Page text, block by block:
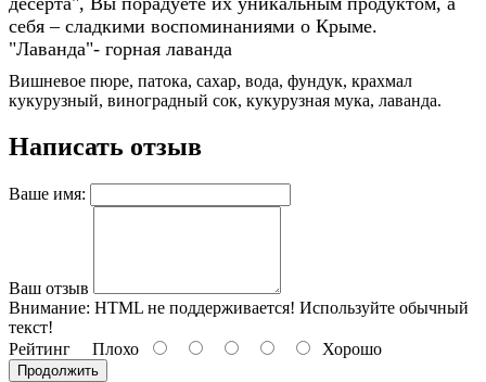
себя – сладкими воспоминаниями о Крыме.
"Лаванда"- горная лаванда
Вишневое пюре, патока, сахар, вода, фундук, крахмал
кукурузный, виноградный сок, кукурузная мука, лаванда.
Написать отзыв
Ваше имя:
Ваш отзыв
Внимание: HTML не поддерживается! Используйте обычный
текст!
Рейтинг Плохо Хорошо
Продолжить